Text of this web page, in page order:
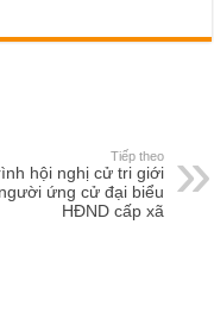
Tiếp theo
hội nghị cử tri giới
ứng cử đại biểu
HĐND cấp xã